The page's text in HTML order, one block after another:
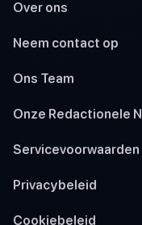
Over ons
Neem contact op
Ons Team
Onze Redactionele
Servicevoorwaarden
Privacybeleid
Cookiebeleid